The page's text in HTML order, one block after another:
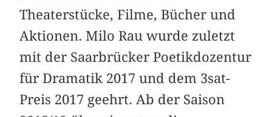
Theaterstücke, Filme, Bücher und
Aktionen. Milo Rau wurde zuletzt
mit der Saarbrücker Poetikdozentur
für ­Dramatik 2017 und dem 3sat-
Preis 2017 geehrt. Ab der Saison